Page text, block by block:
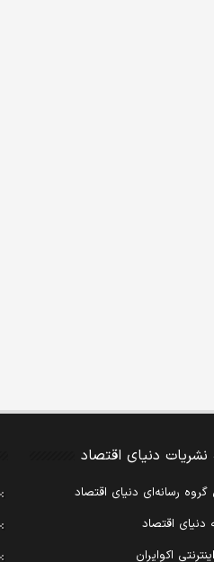
نشریات دنیای اقتصاد
رسانه‌ای دنیای اقتصاد
دنیای اقتصاد
اکوایران